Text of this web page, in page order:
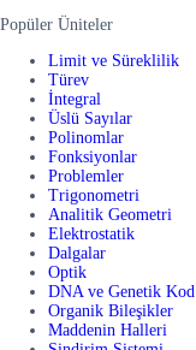
Popüler Üniteler
Limit ve Süreklilik
Türev
İntegral
Üslü Sayılar
Polinomlar
Fonksiyonlar
Problemler
Trigonometri
Analitik Geometri
Elektrostatik
Dalgalar
Optik
DNA ve Genetik Kod
Organik Bileşikler
Maddenin Halleri